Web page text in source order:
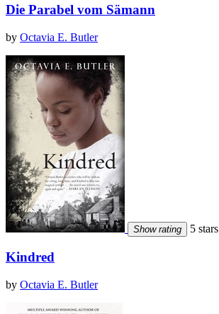
Die Parabel vom Sämann
by Octavia E. Butler
Show rating 5 stars
Kindred
by Octavia E. Butler